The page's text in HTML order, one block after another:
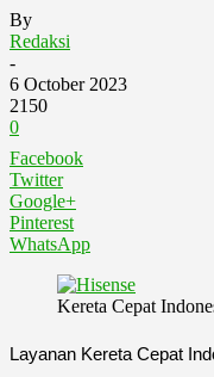
By
Redaksi
-
6 October 2023
2150
0
Facebook
Twitter
Google+
Pinterest
WhatsApp
Kereta Cepat
Layanan Kereta Cepat